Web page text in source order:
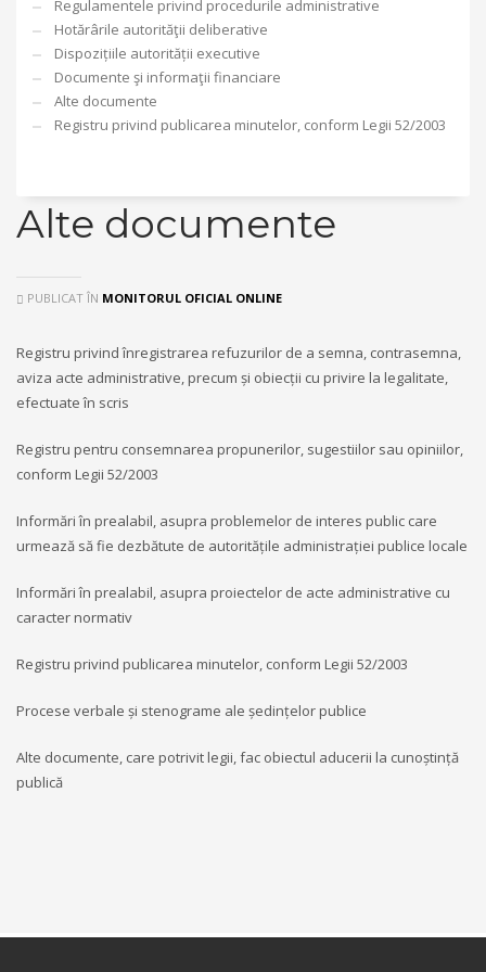
Regulamentele privind procedurile administrative
Hotărârile autorităţii deliberative
Dispozițiile autorității executive
Documente şi informaţii financiare
Alte documente
Registru privind publicarea minutelor, conform Legii 52/2003
Alte documente
PUBLICAT ÎN MONITORUL OFICIAL ONLINE
Registru privind înregistrarea refuzurilor de a semna, contrasemna,
aviza acte administrative, precum și obiecții cu privire la legalitate,
efectuate în scris
Registru pentru consemnarea propunerilor, sugestiilor sau opiniilor,
conform Legii 52/2003
Informări în prealabil, asupra problemelor de interes public care
urmează să fie dezbătute de autoritățile administrației publice locale
Informări în prealabil, asupra proiectelor de acte administrative cu
caracter normativ
Registru privind publicarea minutelor, conform Legii 52/2003
Procese verbale și stenograme ale ședințelor publice
Alte documente, care potrivit legii, fac obiectul aducerii la cunoștință
publică